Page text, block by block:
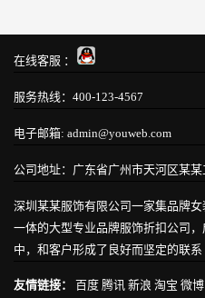
在线客服 ：
服务热线：400-123-4567
电子邮箱: admin@youweb.com
公司地址：广东省广州市天河区某
深圳某某服饰有限公司一家集品牌
一体的大型专业品牌服饰折扣公司
中，和客户形成了良好而坚定的联系
友情链接： 百度 腾讯 新浪 淘宝 微博